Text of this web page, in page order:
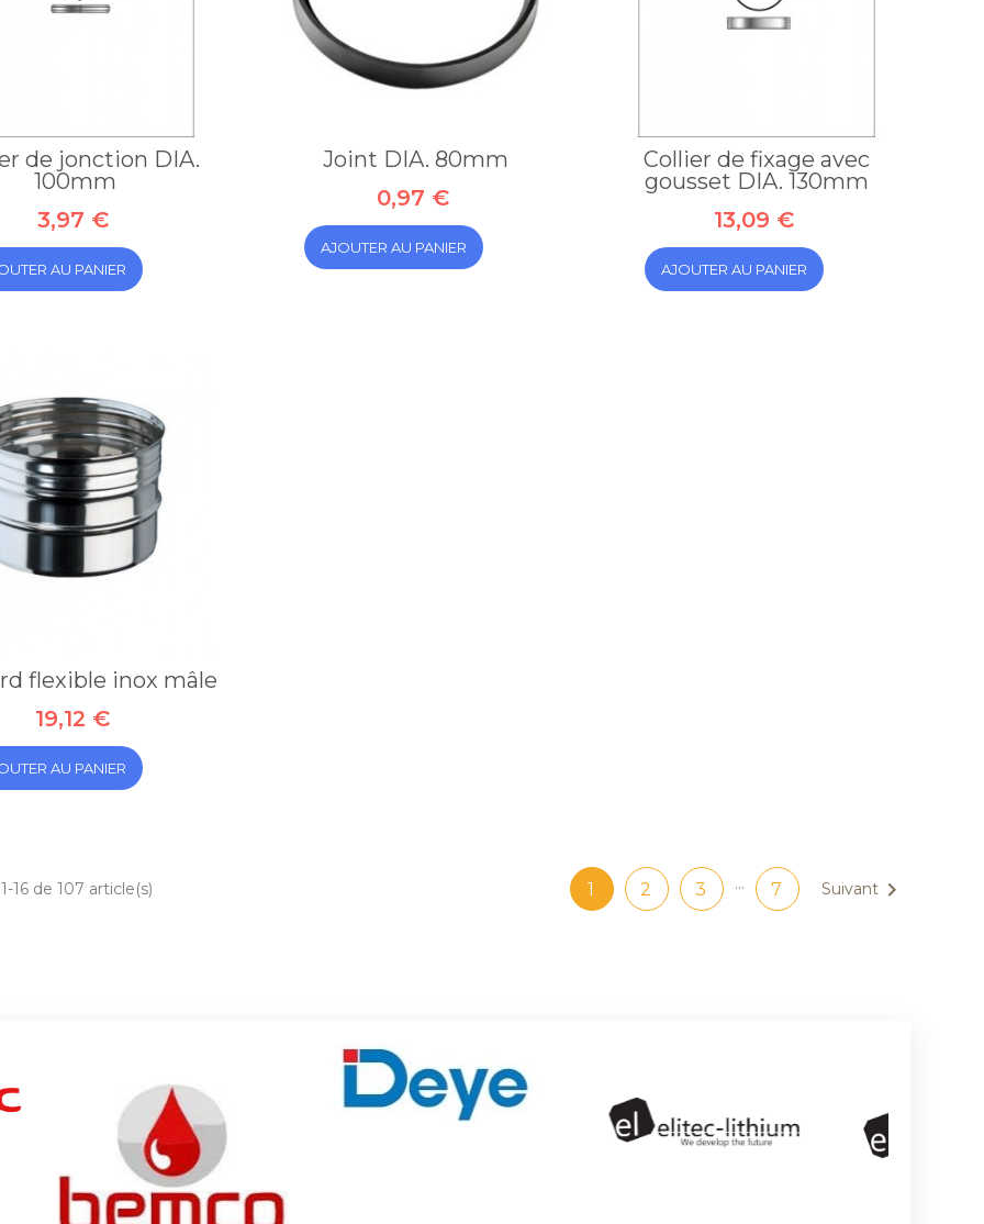
de jonction DIA.
100mm
3,97 €
AU PANIER
Joint DIA. 80mm
0,97 €
AJOUTER AU PANIER
Collier de fixage avec
gousset DIA. 130mm
13,09 €
AJOUTER AU PANIER
flexible inox mâle
19,12 €
AU PANIER
16 de 107 article(s) 1 2 3 … 7 Suivant 